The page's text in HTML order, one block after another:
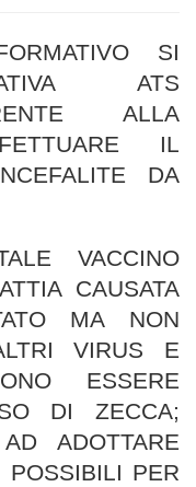
SI
ATS
ALLA
IL
DA
VACCINO
CAUSATA
MA NON
VIRUS E
ESSERE
DI ZECCA;
ADOTTARE
POSSIBILI PER